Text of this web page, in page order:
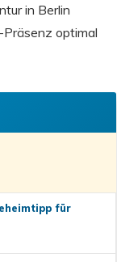
in Berlin
optimal
für